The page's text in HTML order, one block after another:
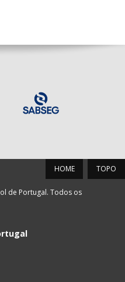
TOPO
HOME
de Portugal. Todos os